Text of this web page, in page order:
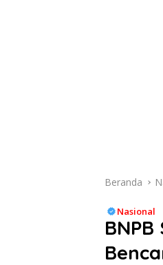
Beranda
Nasional